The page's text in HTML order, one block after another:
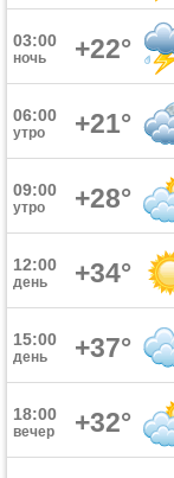
03:00
ночь +22°
06:00
утро +21°
09:00
утро +28°
12:00
день +34°
15:00
день +37°
18:00
вечер +32°